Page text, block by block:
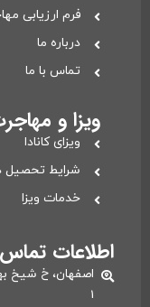
فرم ارزیابی
درباره ما
تماس با ما
ویزا و
ویزای کانادا
شرایط تحصیل
خدمات ویزا
اطلاعات تماس
1